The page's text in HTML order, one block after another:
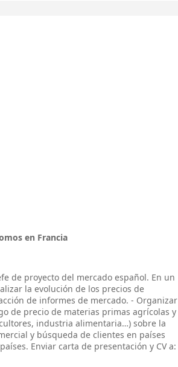
en Francia
de proyecto del mercado español. En un
la evolución de los precios de
de informes de mercado. - Organizar
de precio de materias primas agrícolas y
industria alimentaria…) sobre la
y búsqueda de clientes en países
Enviar carta de presentación y CV a: